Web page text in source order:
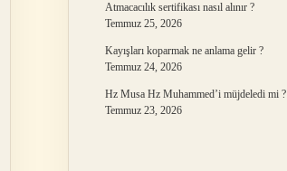
Atmacacılık sertifikası nasıl alınır ?
Temmuz 25, 2026
Kayışları koparmak ne anlama gelir ?
Temmuz 24, 2026
Hz Musa Hz Muhammed’i müjdeledi mi ?
Temmuz 23, 2026